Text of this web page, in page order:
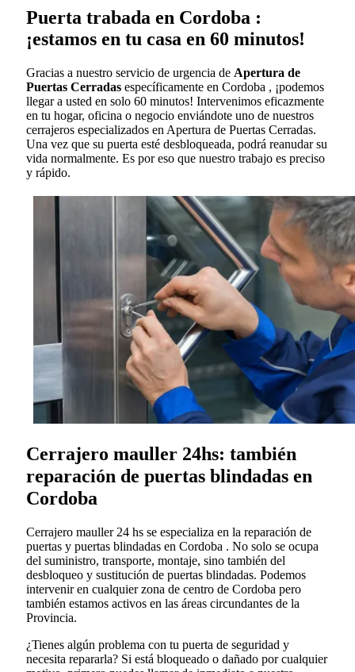
Puerta trabada en Cordoba :
¡estamos en tu casa en 60 minutos!
Gracias a nuestro servicio de urgencia de Apertura de
Puertas Cerradas específicamente en Cordoba , ¡podemos
llegar a usted en solo 60 minutos! Intervenimos eficazmente
en tu hogar, oficina o negocio enviándote uno de nuestros
cerrajeros especializados en Apertura de Puertas Cerradas.
Una vez que su puerta esté desbloqueada, podrá reanudar su
vida normalmente. Es por eso que nuestro trabajo es preciso
y rápido.
Cerrajero mauller 24hs: también
reparación de puertas blindadas en
Cordoba
Cerrajero mauller 24 hs se especializa en la reparación de
puertas y puertas blindadas en Cordoba . No solo se ocupa
del suministro, transporte, montaje, sino también del
desbloqueo y sustitución de puertas blindadas. Podemos
intervenir en cualquier zona de centro de Cordoba pero
también estamos activos en las áreas circundantes de la
Provincia.
¿Tienes algún problema con tu puerta de seguridad y
necesita repararla? Si está bloqueado o dañado por cualquier